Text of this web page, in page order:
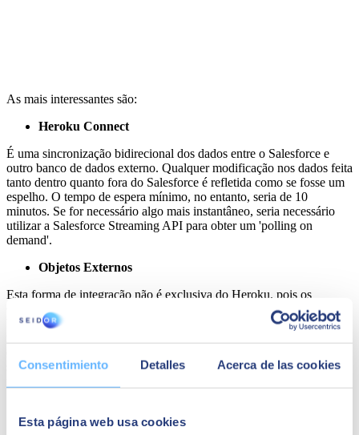
Consentimiento Detalles Acerca de las cookies
Esta página web usa cookies
As mais interessantes são:
Heroku Connect
É uma sincronização bidirecional dos dados entre o Salesforce e
outro banco de dados externo. Qualquer modificação nos dados feita
tanto dentro quanto fora do Salesforce é refletida como se fosse um
espelho. O tempo de espera mínimo, no entanto, seria de 10
minutos. Se for necessário algo mais instantâneo, seria necessário
utilizar a Salesforce Streaming API para obter um 'polling on
demand'.
Objetos Externos
Esta forma de integração não é exclusiva do Heroku, pois os
Objetos Externos do Salesforce podem ser utilizados com outros
bancos de dados externos. Mas com o Heroku é realmente simples e
são expostos dentro do Salesforce e podem ser visualizados,